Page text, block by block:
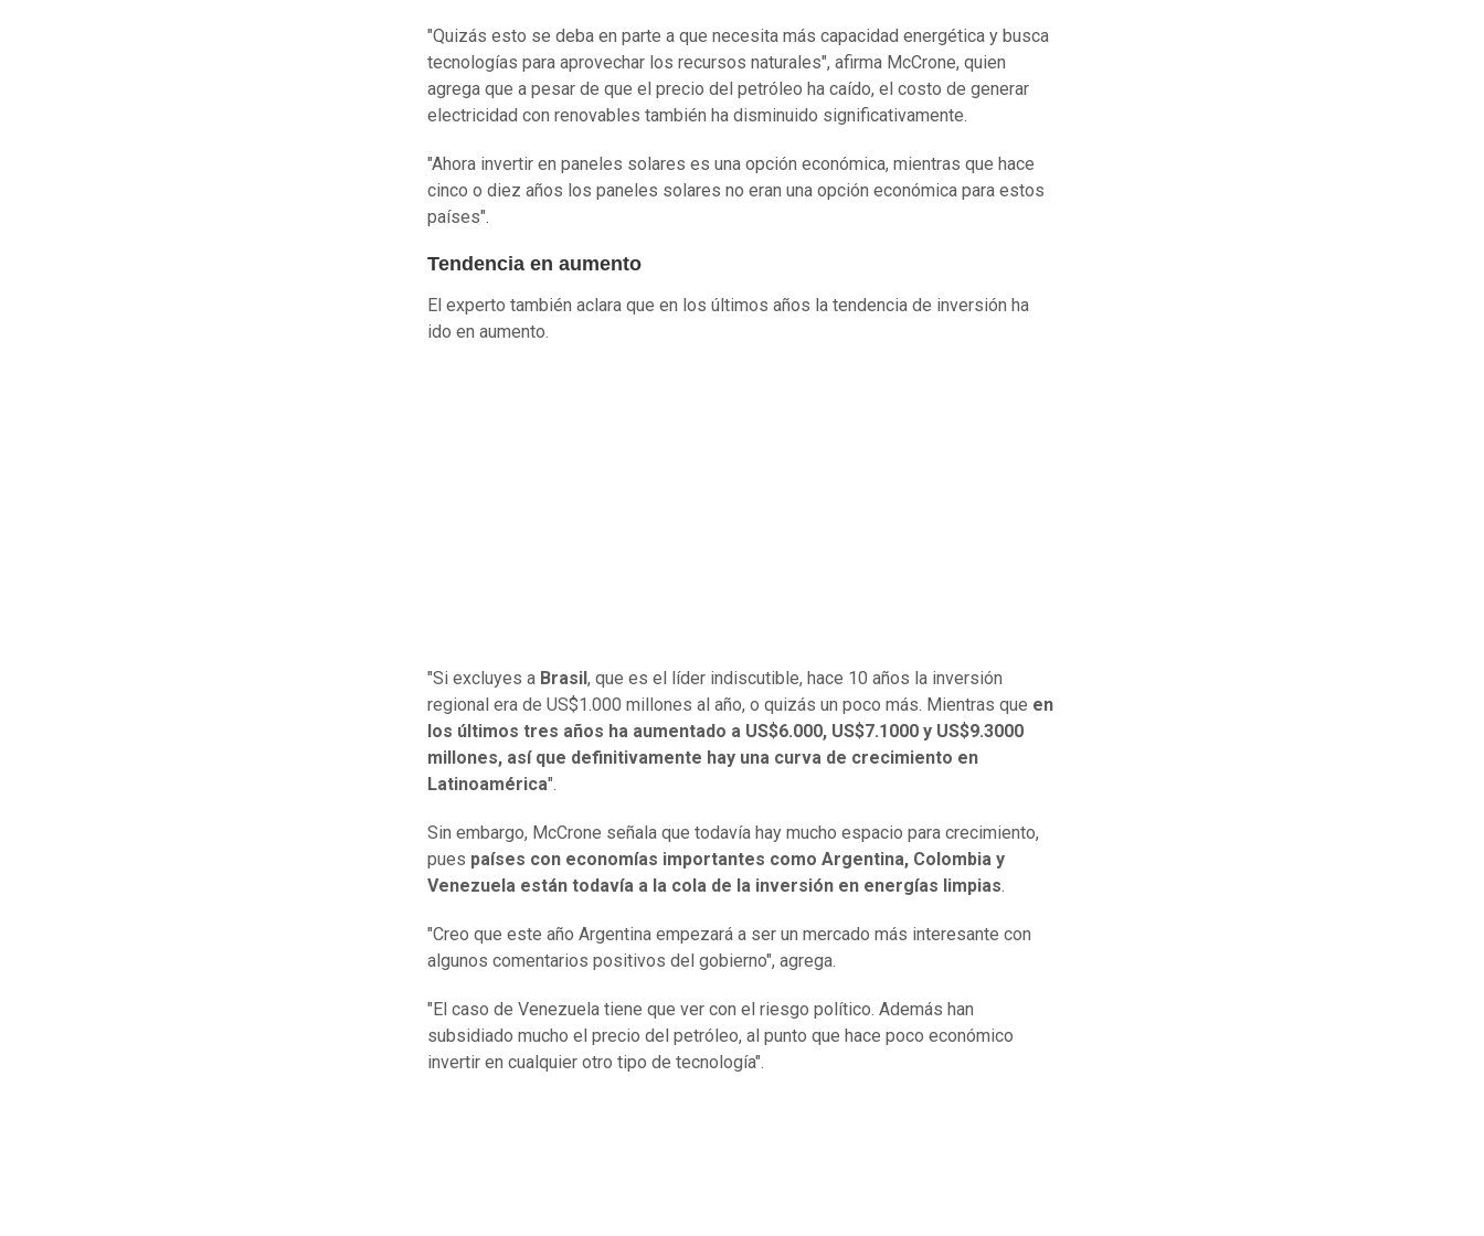
"Quizás esto se deba en parte a que necesita más capacidad energética y busca
tecnologías para aprovechar los recursos naturales", afirma McCrone, quien
agrega que a pesar de que el precio del petróleo ha caído, el costo de generar
electricidad con renovables también ha disminuido significativamente.
"Ahora invertir en paneles solares es una opción económica, mientras que hace
cinco o diez años los paneles solares no eran una opción económica para estos
países".
Tendencia en aumento
El experto también aclara que en los últimos años la tendencia de inversión ha
ido en aumento.
"Si excluyes a Brasil , que es el líder indiscutible, hace 10 años la inversión
regional era de US$1.000 millones al año, o quizás un poco más. Mientras que en
los últimos tres años ha aumentado a US$6.000, US$7.1000 y US$9.3000
millones, así que definitivamente hay una curva de crecimiento en
Latinoamérica".
Sin embargo, McCrone señala que todavía hay mucho espacio para crecimiento,
pues países con economías importantes como Argentina, Colombia y
Venezuela están todavía a la cola de la inversión en energías limpias.
"Creo que este año Argentina empezará a ser un mercado más interesante con
algunos comentarios positivos del gobierno", agrega.
"El caso de Venezuela tiene que ver con el riesgo político. Además han
subsidiado mucho el precio del petróleo, al punto que hace poco económico
invertir en cualquier otro tipo de tecnología".